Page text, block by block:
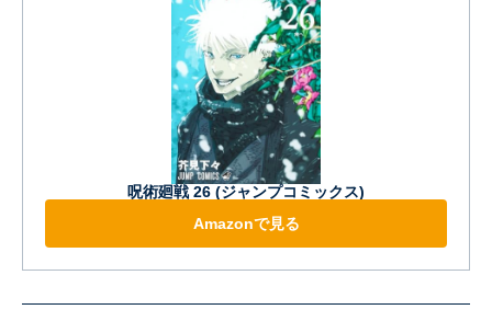
呪術廻戦 26 (ジャンプコミックス)
Amazonで見る